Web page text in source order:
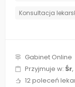
Konsultacja
Gabinet Online
Przyjmuje w: Śr,
12 poleceń